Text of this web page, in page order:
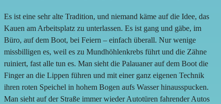
Es ist eine sehr alte Tradition, und niemand käme auf die Idee, das
Kauen am Arbeitsplatz zu unterlassen. Es ist gang und gäbe, im
Büro, auf dem Boot, bei Feiern – einfach überall. Nur wenige
missbilligen es, weil es zu Mundhöhlenkrebs führt und die Zähne
ruiniert, fast alle tun es. Man sieht die Palauaner auf dem Boot die
Finger an die Lippen führen und mit einer ganz eigenen Technik
ihren roten Speichel in hohem Bogen aufs Wasser hinausspucken.
Man sieht auf der Straße immer wieder Autotüren fahrender Autos